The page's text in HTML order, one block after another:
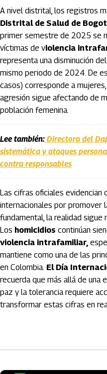
A nivel distrital, los registros
Distrital de Salud de
primer semestre de 2025 se
víctimas de violencia
representa una disminución
mismo periodo de 2024. De
casos) corresponde a
agresión sigue afectando de
población femenina.
Lee también: Directora del
sistemática y ataques
contra responsables
Las cifras oficiales evidencian
internacionales por promover
fundamental, la realidad sigue
Los homicidios continúan
violencia intrafamiliar,
mantiene como una de las
en Colombia. El Día
recuerda que más allá de una
paz y la tolerancia requiere
transformar estas cifras en